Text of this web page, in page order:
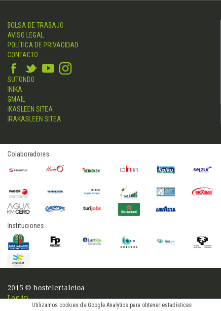
Utilizamos cookies de Google Analytics para obtener estadísticas
BOLSA DE TRABAJO
AVISO LEGAL
POLÍTICA DE PRIVACIDAD
CONTACTO
SUTONDO
INIKA
GMAIL
IKASLEEN SITEA
IRAKASLEEN SITEA
Colaboradores
Instituciones
2015 © hostelerialeioa
Log in